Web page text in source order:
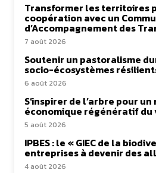
Transformer les territoires
coopération avec un
d’Accompagnement des
7 août 2026
Soutenir un pastoralisme
socio-écosystèmes
6 août 2026
S’inspirer de l’arbre pour
économique régénératif du
5 août 2026
IPBES : le « GIEC de la
entreprises à devenir des
4 août 2026